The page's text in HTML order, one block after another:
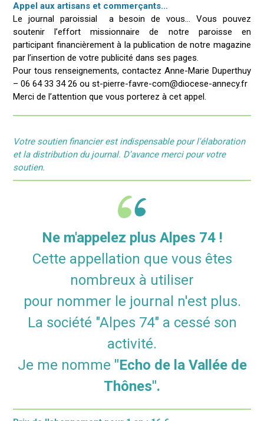
Appel aux artisans et commerçants…
Le journal paroissial a besoin de vous… Vous pouvez
soutenir l’effort missionnaire de notre paroisse en
participant financièrement à la publication de notre magazine
par l’insertion de votre publicité dans ses pages.
Pour tous renseignements, contactez Anne-Marie Duperthuy
– 06 64 33 34 26 ou st-pierre-favre-com@diocese-annecy.fr
Merci de l’attention que vous porterez à cet appel.
Votre soutien financier est indispensable pour l'élaboration
et la distribution du journal. D’avance merci pour votre
soutien.
Ne m'appelez plus Alpes 74 !
Cette appellation que vous êtes
nombreux à utiliser
pour nommer le journal n'est plus.
La société "Alpes 74" a cessé son
activité.
Je me nomme "Echo de la Vallée de
Thônes".